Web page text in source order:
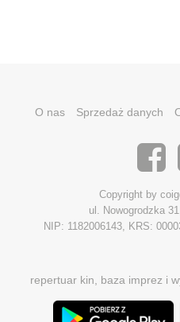
O nas Sprzedaż danych
Copyright by
ul. Nowogrodzka
NIP: 1182006143, KRS:
repertuar kin, baza imprez i